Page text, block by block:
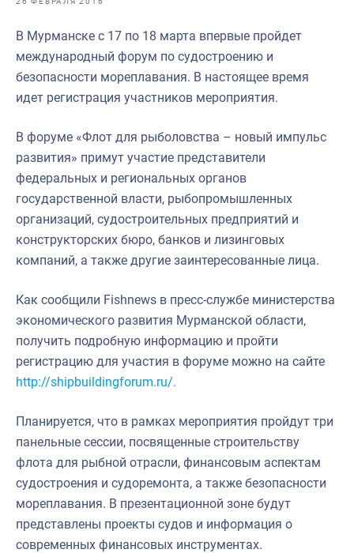
Выставки и конференции
Научно-практическая литература
Рыбоохрана России
Отрасль в цифрах
Инфографика
Укрепление духовно-нравственных ценностей
События в России и мире
В Мурманске с 17 по 18 марта впервые пройдет
международный форум по судостроению и
безопасности мореплавания. В настоящее время
идет регистрация участников мероприятия.
В форуме «Флот для рыболовства – новый импульс
развития» примут участие представители
федеральных и региональных органов
государственной власти, рыбопромышленных
организаций, судостроительных предприятий и
конструкторских бюро, банков и лизинговых
компаний, а также другие заинтересованные лица.
Как сообщили Fishnews в пресс-службе министерства
экономического развития Мурманской области,
получить подробную информацию и пройти
регистрацию для участия в форуме можно на сайте
http://shipbuildingforum.ru/.
Планируется, что в рамках мероприятия пройдут три
панельные сессии, посвященные строительству
флота для рыбной отрасли, финансовым аспектам
судостроения и судоремонта, а также безопасности
мореплавания. В презентационной зоне будут
представлены проекты судов и информация о
современных финансовых инструментах.